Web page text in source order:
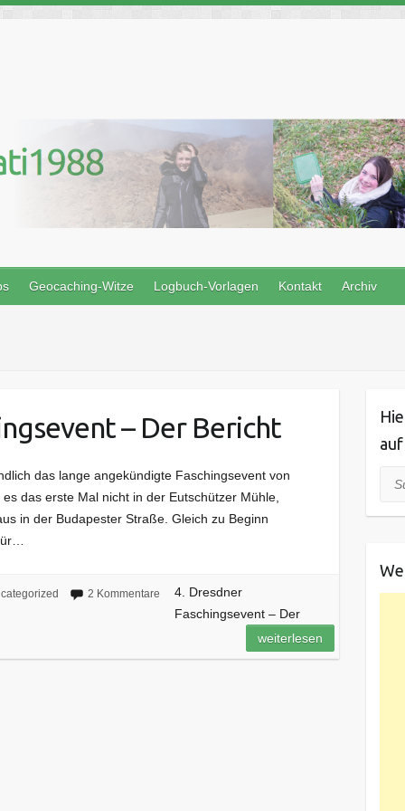
Geocaching-Witze Logbuch-Vorlagen Kontakt Archiv
– Der Bericht
das lange angekündigte Faschingsevent von
das erste Mal nicht in der Eutschützer Mühle,
in der Budapester Straße. Gleich zu Beginn
2 Kommentare
4. Dresdner
Faschingsevent – Der
weiterlesen